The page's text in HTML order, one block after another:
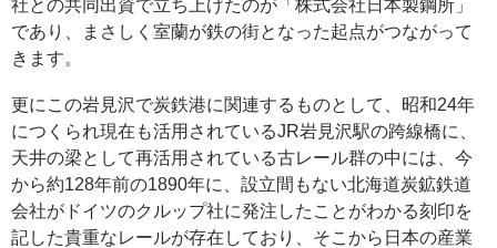
社との共同出資で立ち上げたのが「株式会社日本製鋼所」
であり、まさしく室蘭が鉄の街となった起点がつながって
きます。
更にこの岩見沢で炭鉄港に関連するものとして、昭和24年
につくられ現在も活用されているJR岩見沢駅の跨線橋に、
天井の梁として再活用されている古レール群の中には、今
から約128年前の1890年に、設立間もない北海道炭鉱鉄道
会社がドイツのクルップ社に発注したことがわかる刻印を
記した貴重なレールが存在しており、そこから日本の産業